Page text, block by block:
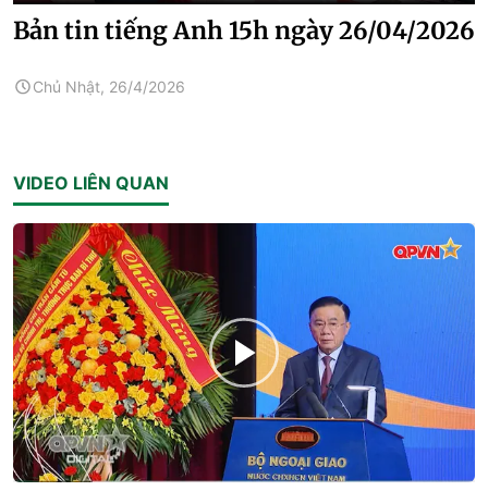
Bản tin tiếng Anh 15h ngày 26/04/2026
Chủ Nhật, 26/4/2026
VIDEO LIÊN QUAN